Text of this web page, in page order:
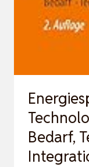
Bedarf,